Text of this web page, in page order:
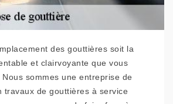
des gouttières soit la
et clairvoyante que vous
sommes une entreprise de
travaux de gouttières à service